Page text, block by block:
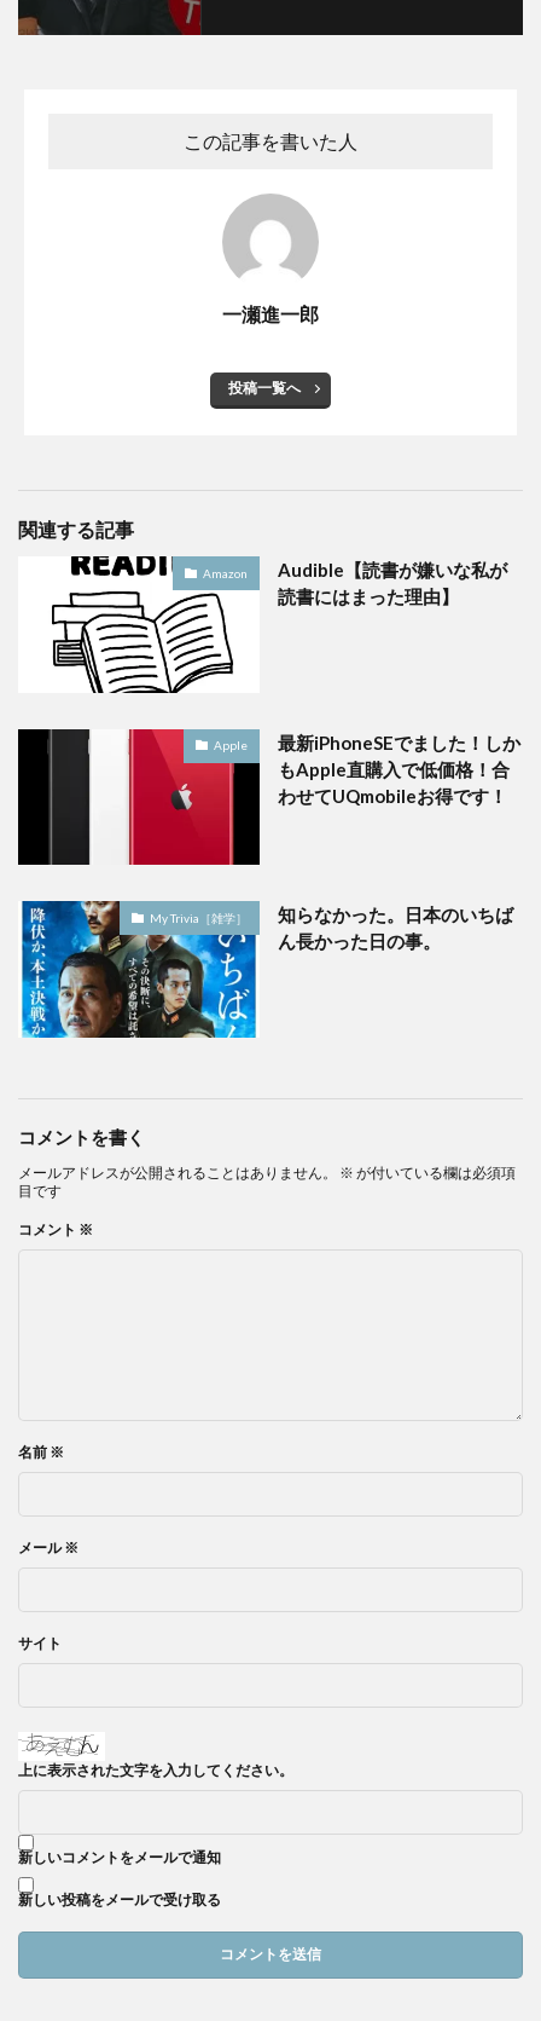
この記事を書いた人
一瀬進一郎
投稿一覧へ
関連する記事
Amazon
Audible【読書が嫌いな私が
読書にはまった理由】
Apple
最新iPhoneSEでました！しか
もApple直購入で低価格！合
わせてUQmobileお得です！
My Trivia［雑学］
知らなかった。日本のいちば
ん長かった日の事。
コメントを書く
メールアドレスが公開されることはありません。 ※ が付いている欄は必須項
目です
コメント ※
名前 ※
メール※
サイト
上に表示された文字を入力してください。
新しいコメントをメールで通知
新しい投稿をメールで受け取る